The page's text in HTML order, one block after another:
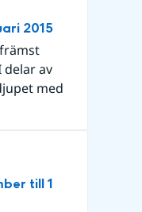
2015
delar av
med
till 1